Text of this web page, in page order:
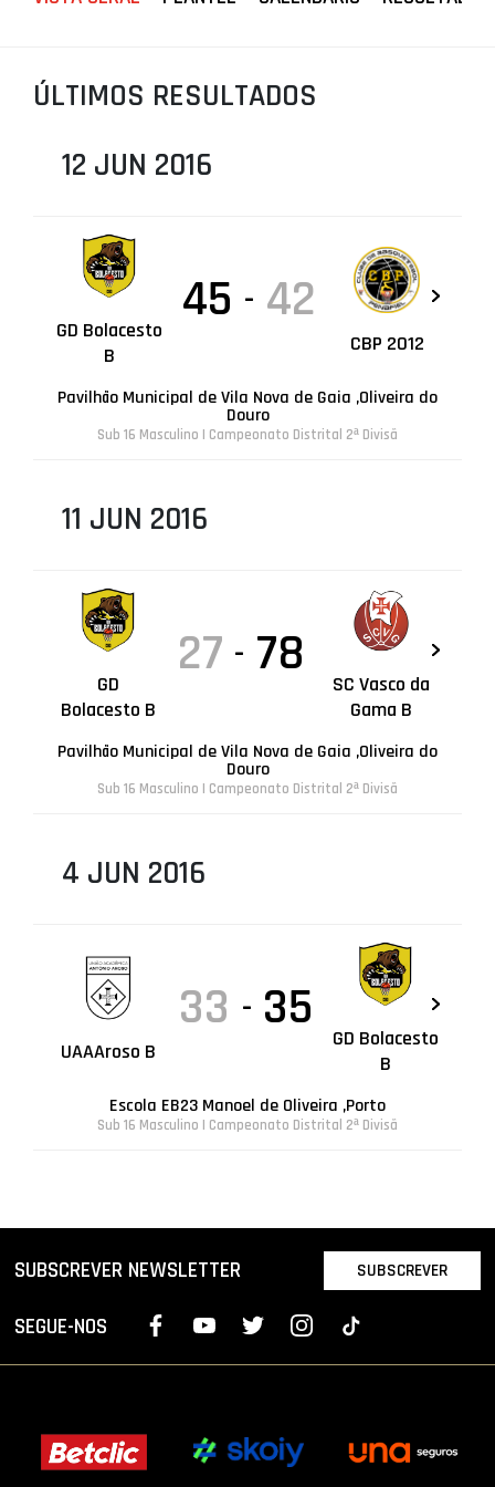
LIGA BETCLIC MASCULINA
LIGA BETCLIC FEMININA
ÚLTIMOS RESULTADOS
12 JUN 2016
GD Bolacesto
B
45 - 42
CBP 2012
Pavilhão Municipal de Vila Nova de Gaia ,Oliveira do
Douro
Sub 16 Masculino | Campeonato Distrital 2ª Divisã
11 JUN 2016
GD
Bolacesto B
27 - 78
SC Vasco da
Gama B
Pavilhão Municipal de Vila Nova de Gaia ,Oliveira do
Douro
Sub 16 Masculino | Campeonato Distrital 2ª Divisã
4 JUN 2016
UAAAroso B
33 - 35
GD Bolacesto
B
Escola EB23 Manoel de Oliveira ,Porto
Sub 16 Masculino | Campeonato Distrital 2ª Divisã
SUBSCREVER NEWSLETTER SUBSCREVER
SEGUE-NOS